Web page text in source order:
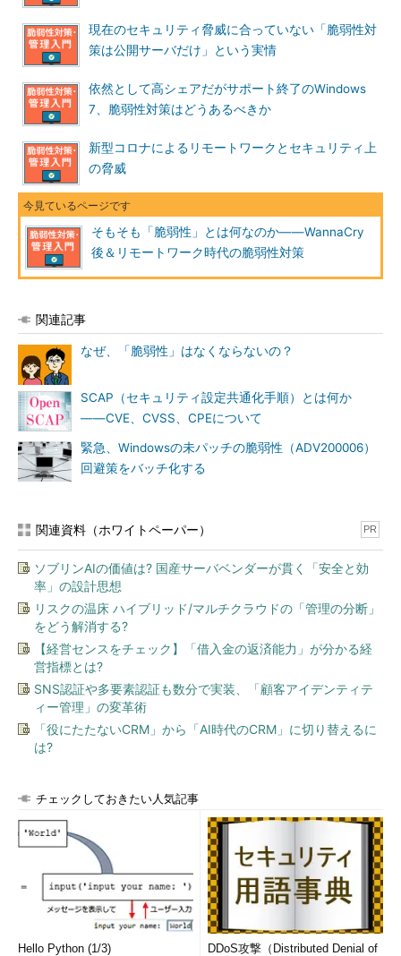
現在のセキュリティ脅威に合っていない「脆弱性対
策は公開サーバだけ」という実情
依然として高シェアだがサポート終了のWindows
7、脆弱性対策はどうあるべきか
新型コロナによるリモートワークとセキュリティ上
の脅威
そもそも「脆弱性」とは何なのか――WannaCry
後＆リモートワーク時代の脆弱性対策
関連記事
なぜ、「脆弱性」はなくならないの？
SCAP（セキュリティ設定共通化手順）とは何か
――CVE、CVSS、CPEについて
緊急、Windowsの未パッチの脆弱性（ADV200006）
回避策をバッチ化する
関連資料（ホワイトペーパー） PR
ソブリンAIの価値は? 国産サーバベンダーが貫く「安全と効
率」の設計思想
リスクの温床 ハイブリッド/マルチクラウドの「管理の分断」
をどう解消する?
【経営センスをチェック】「借入金の返済能力」が分かる経
営指標とは?
SNS認証や多要素認証も数分で実装、「顧客アイデンティテ
ィー管理」の変革術
「役にたたないCRM」から「AI時代のCRM」に切り替えるに
は?
チェックしておきたい人気記事
Hello Python (1/3)
DDoS攻撃（Distributed Denial of